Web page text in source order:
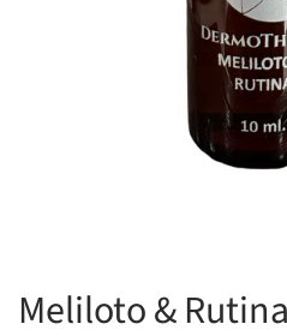
Meliloto &